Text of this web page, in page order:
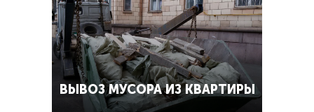
ВЫВОЗ МУСОРА ИЗ КВАРТИРЫ